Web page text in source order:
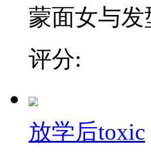
蒙面女与
评分:
放学后toxic